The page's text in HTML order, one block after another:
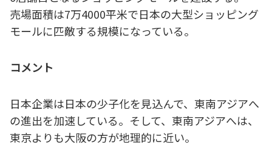
売場面積は7万4000平米で日本の大型ショッピング
モールに匹敵する規模になっている。
コメント
日本企業は日本の少子化を見込んで、東南アジアへ
の進出を加速している。そして、東南アジアへは、
東京よりも大阪の方が地理的に近い。